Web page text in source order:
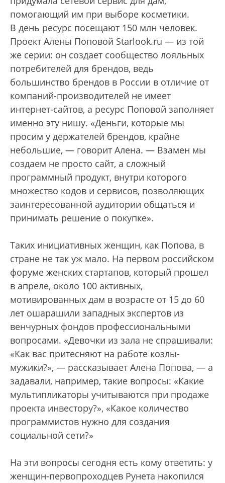
помогающий им при выборе косметики.
В день ресурс посещают 150 млн человек.
Проект Алены Поповой Starlook.ru — из той
же серии: он создает сообщество лояльных
потребителей для брендов, ведь
большинство брендов в России в отличие от
компаний-производителей не имеет
интернет-сайтов, а ресурс Поповой заполняет
именно эту нишу. «Деньги, которые мы
просим у держателей брендов, крайне
небольшие, — говорит Алена. — Взамен мы
создаем не просто сайт, а сложный
программный продукт, внутри которого
множество кодов и сервисов, позволяющих
заинтересованной аудитории общаться и
принимать решение о покупке».
Таких инициативных женщин, как Попова, в
стране не так уж мало. На первом российском
форуме женских стартапов, который прошел
в апреле, около 100 активных,
мотивированных дам в возрасте от 15 до 60
лет ошарашили западных экспертов из
венчурных фондов профессиональными
вопросами. «Девочки из зала не спрашивали:
«Как вас притесняют на работе козлы-
мужики?», — рассказывает Алена Попова, — а
задавали, например, такие вопросы: «Какие
мультипликаторы учитываются при продаже
проекта инвестору?», «Какое количество
программистов нужно для создания
социальной сети?»
На эти вопросы сегодня есть кому ответить: у
женщин-первопроходцев Рунета накопился